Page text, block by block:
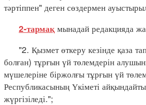
тәртіппен" деген сөздермен
2-тармақ мынадай редакцияда
"2. Қызмет өткеру кезінде қаза
болған) тұрғын үй төлемдерін
мүшелеріне біржолғы тұрғын үй
Республикасының Үкіметі
жүргізіледі.";